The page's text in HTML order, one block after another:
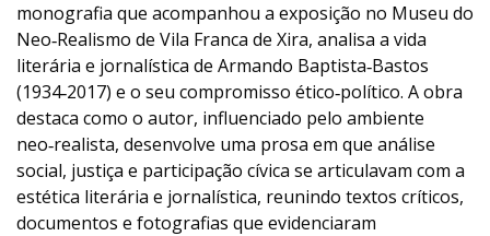
monografia que acompanhou a exposição no Museu do
Neo‑Realismo de Vila Franca de Xira, analisa a vida
literária e jornalística de Armando Baptista‑Bastos
(1934‑2017) e o seu compromisso ético‑político. A obra
destaca como o autor, influenciado pelo ambiente
neo‑realista, desenvolve uma prosa em que análise
social, justiça e participação cívica se articulavam com a
estética literária e jornalística, reunindo textos críticos,
documentos e fotografias que evidenciaram